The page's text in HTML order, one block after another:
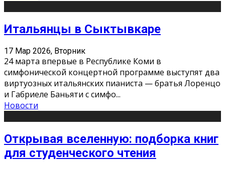
Итальянцы в Сыктывкаре
17 Мар 2026, Вторник
24 марта впервые в Республике Коми в
симфонической концертной программе выступят два
виртуозных итальянских пианиста — братья Лоренцо
и Габриеле Баньяти с симфо...
Новости
Открывая вселенную: подборка книг
для студенческого чтения